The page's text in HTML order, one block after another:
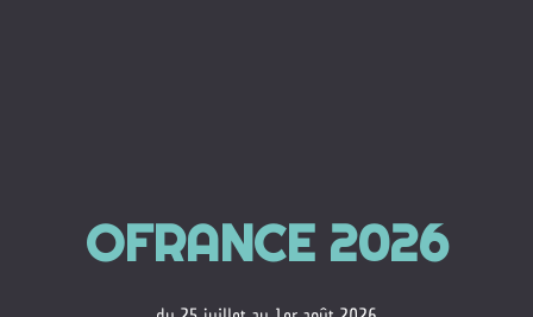
OFRANCE 2026